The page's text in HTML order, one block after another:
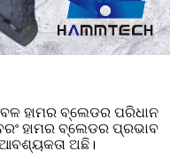
ହାମର ବ୍ଲେଡର ପରିଧାନ
ହାମର ବ୍ଲେଡର ପ୍ରଭାବ
ଅଛି।